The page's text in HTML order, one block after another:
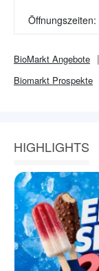
Öffnungszeiten:
BioMarkt Angebote
Biomarkt Prospekte
HIGHLIGHTS